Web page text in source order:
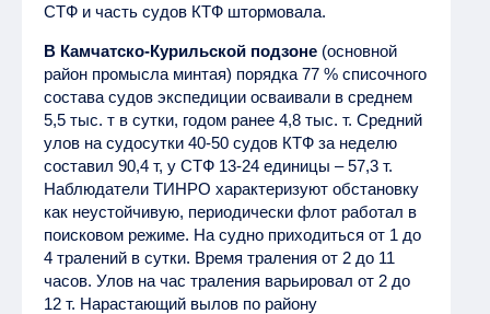
СТФ и часть судов КТФ штормовала.
В Камчатско-Курильской подзоне (основной
район промысла минтая) порядка 77 % списочного
состава судов экспедиции осваивали в среднем
5,5 тыс. т в сутки, годом ранее 4,8 тыс. т. Средний
улов на судосутки 40-50 судов КТФ за неделю
составил 90,4 т, у СТФ 13-24 единицы – 57,3 т.
Наблюдатели ТИНРО характеризуют обстановку
как неустойчивую, периодически флот работал в
поисковом режиме. На судно приходиться от 1 до
4 тралений в сутки. Время траления от 2 до 11
часов. Улов на час траления варьировал от 2 до
12 т. Нарастающий вылов по району